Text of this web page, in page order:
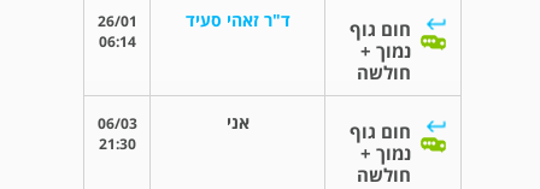
חום גוף
נמוך +
חולשה
ד"ר זאהי סעיד
26/01
06:14
חום גוף
נמוך +
חולשה
אני
06/03
21:30